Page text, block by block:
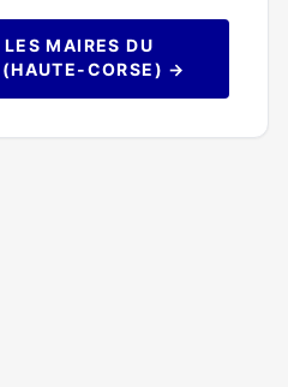
MAIRES DU
(HAUTE-CORSE) →